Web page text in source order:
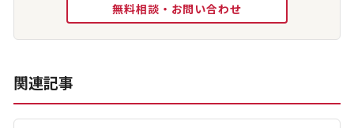
無料相談・お問い合わせ
関連記事